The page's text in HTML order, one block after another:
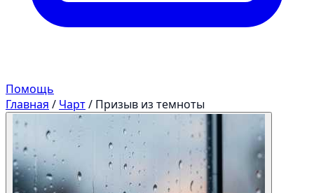
Помощь
Главная / Чарт/ Призыв из темноты